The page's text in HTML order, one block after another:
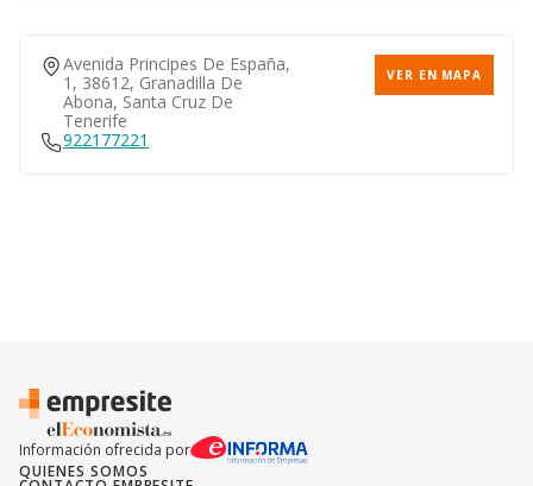
Avenida Principes De España,
1, 38612, Granadilla De
Abona, Santa Cruz De
Tenerife
VER EN MAPA
922177221
Información ofrecida por
QUIENES SOMOS